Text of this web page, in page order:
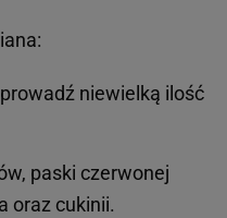
niewielką ilość
paski czerwonej
oraz cukinii.